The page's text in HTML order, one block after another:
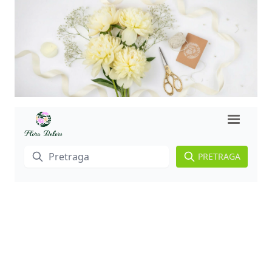
PRETRAGA